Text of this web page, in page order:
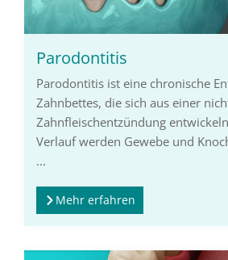
Parodontitis
Parodontitis ist eine chronische
Zahnbettes, die sich aus einer
Zahnfleischentzündung
Verlauf werden Gewebe und
...
Mehr erfahren